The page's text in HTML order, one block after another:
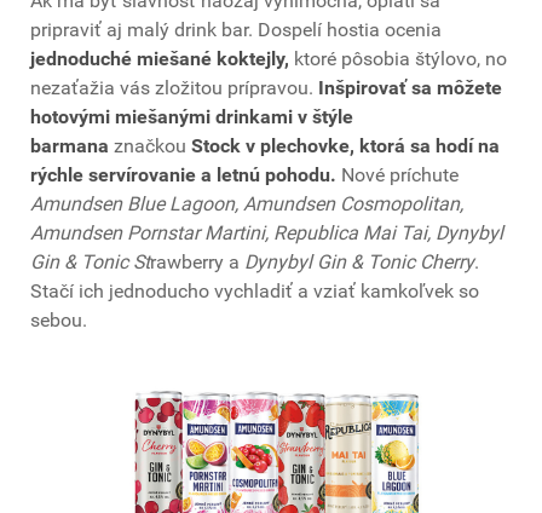
pripraviť aj malý drink bar. Dospelí hostia ocenia
jednoduché miešané koktejly, ktoré pôsobia štýlovo, no
nezaťažia vás zložitou prípravou. Inšpirovať sa môžete
hotovými miešanými drinkami v štýle
barmana značkou Stock v plechovke, ktorá sa hodí na
rýchle servírovanie a letnú pohodu. Nové príchute
Amundsen Blue Lagoon, Amundsen Cosmopolitan,
Amundsen Pornstar Martini, Republica Mai Tai, Dynybyl
Gin & Tonic Strawberry a Dynybyl Gin & Tonic Cherry.
Stačí ich jednoducho vychladiť a vziať kamkoľvek so
sebou.